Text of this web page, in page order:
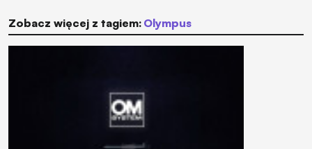
Zobacz więcej z tagiem: Olympus